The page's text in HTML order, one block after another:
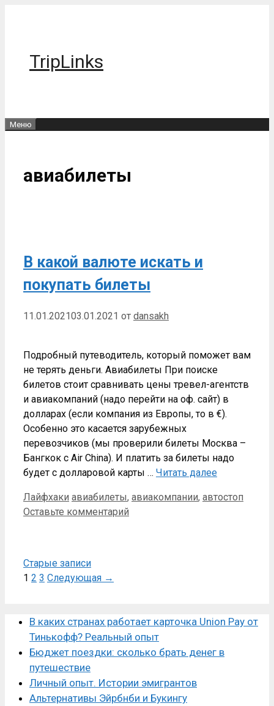
TripLinks
Меню
авиабилеты
В какой валюте искать и
покупать билеты
11.01.202103.01.2021 от dansakh
Подробный путеводитель, который поможет вам
не терять деньги. Авиабилеты При поиске
билетов стоит сравнивать цены тревел-агентств
и авиакомпаний (надо перейти на оф. сайт) в
долларах (если компания из Европы, то в €).
Особенно это касается зарубежных
перевозчиков (мы проверили билеты Москва –
Бангкок с Air China). И платить за билеты надо
будет с долларовой карты … Читать далее
Рубрики
Лайфхаки Метки
авиабилеты, авиакомпании, автостоп
Оставьте комментарий
Старые записи
Страница
1 Страница
2 Страница
3 Следующая →
В каких странах работает карточка Union Pay от
Тинькофф? Реальный опыт
Бюджет поездки: сколько брать денег в
путешествие
Личный опыт. Истории эмигрантов
Альтернативы Эйрбнби и Букингу